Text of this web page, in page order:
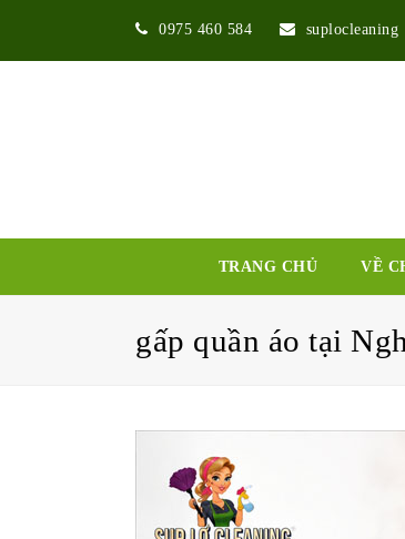
0975 460 584 suplocleaning
TRANG CHỦ VỀ
gấp quần áo tại